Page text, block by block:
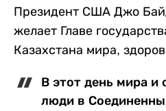
Президент США Джо
желает Главе
Казахстана мира,
В этот день мира и
люди в